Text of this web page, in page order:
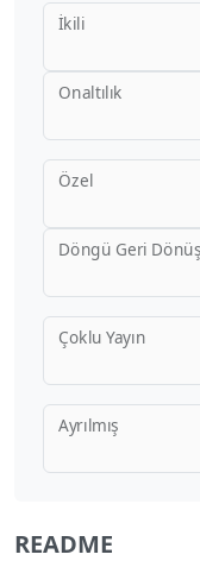
İkili
Onaltılık
Özel
Döngü Geri Dönüş
Çoklu Yayın
Ayrılmış
README